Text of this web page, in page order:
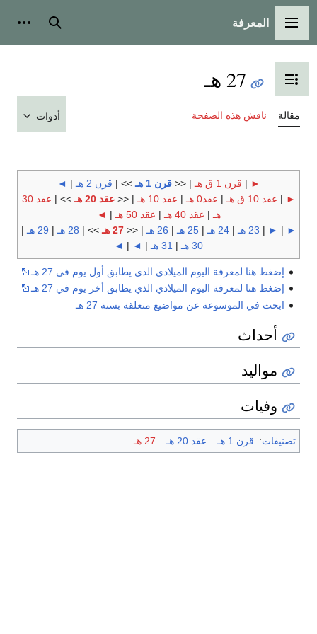
القائمة الرئيسية
المعرفة بحث
تبديل عرض جدول المحتويات
27 هـ
مقالة ناقش هذه الصفحة أدوات
►
| قرن 1 ق هـ | <<قرن 1 هـ >> | قرن 2 هـ |
◄
►
| عقد 10 ق هـ | عقد0 هـ | عقد 10 هـ | <<عقد 20 هـ >> |
عقد 30
هـ | عقد 40 هـ | عقد 50 هـ |
◄
►
|
►
| 23 هـ |24 هـ |25 هـ | 26 هـ | <<27 هـ >> | 28 هـ | 29 هـ
|
30 هـ
| 31 هـ |
◄
|
◄
إضغط هنا لمعرفة اليوم الميلادي الذي يطابق أول يوم في 27 هـ
إضغط هنا لمعرفة اليوم الميلادي الذي يطابق أخر يوم في 27 هـ
ابحث في الموسوعة عن مواضيع متعلقة بسنة 27 هـ
أحداث
مواليد
وفيات
تصنيفات: قرن 1 هـ عقد 20 هـ 27 هـ